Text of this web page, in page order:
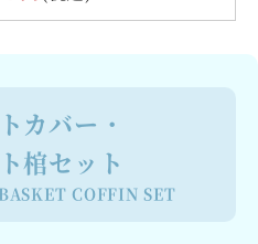
カバー・
棺セット
BASKET COFFIN SET